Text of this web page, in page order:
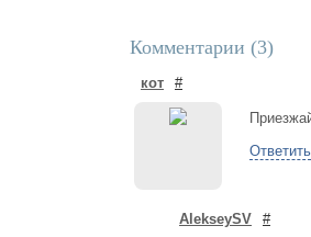
Комментарии (3)
кот #
Ответить
AlekseySV #